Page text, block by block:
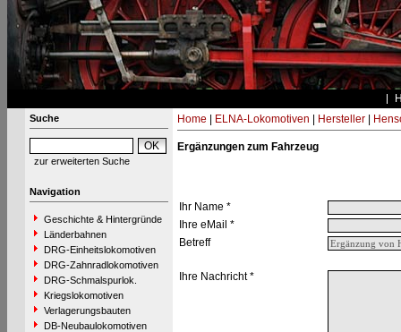
Suche
zur erweiterten Suche
Navigation
Geschichte & Hintergründe
Länderbahnen
DRG-Einheitslokomotiven
DRG-Zahnradlokomotiven
DRG-Schmalspurlok.
Kriegslokomotiven
Verlagerungsbauten
DB-Neubaulokomotiven
Home ELNA-Lokomotiven Hersteller|
Ergänzungen zum Fahrzeug
Ihr Name *
Ihre eMail *
Betreff
Ihre Nachricht *